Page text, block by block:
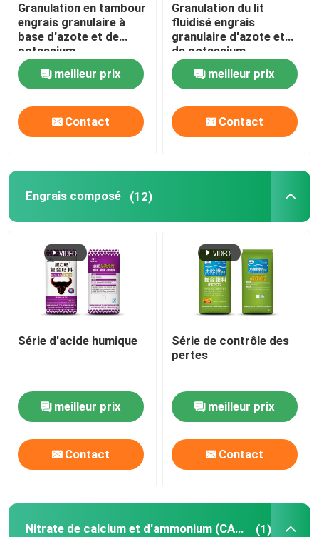
Granulation en tambour
engrais granulaire à
base d'azote et de
potassium
meilleur prix
Contact
Granulation du lit
fluidisé engrais
granulaire d'azote et
de potassium
meilleur prix
Contact
Engrais composé (12)
Série d'acide humique
meilleur prix
Contact
Série de contrôle des
pertes
meilleur prix
Contact
Nitrate de calcium et d'ammonium (CAN) (1)